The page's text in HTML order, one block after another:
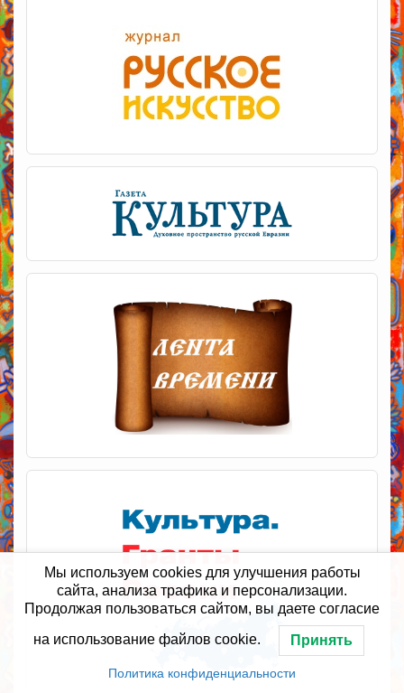
Мы используем cookies для улучшения работы
сайта, анализа трафика и персонализации.
Продолжая пользоваться сайтом, вы даете согласие
на использование файлов cookie. Принять
Политика конфиденциальности